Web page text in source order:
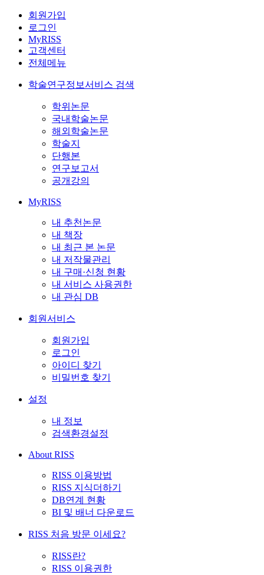
회원가입
로그인
MyRISS
고객센터
전체메뉴
학술연구정보서비스 검색
학위논문
국내학술논문
해외학술논문
학술지
단행본
연구보고서
공개강의
MyRISS
내 추천논문
내 책장
내 최근 본 논문
내 저작물관리
내 구매·신청 현황
내 서비스 사용권한
내 관심 DB
회원서비스
회원가입
로그인
아이디 찾기
비밀번호 찾기
설정
내 정보
검색환경설정
About RISS
RISS 이용방법
RISS 지식더하기
DB연계 현황
BI 및 배너 다운로드
RISS 처음 방문 이세요?
RISS란?
RISS 이용권한